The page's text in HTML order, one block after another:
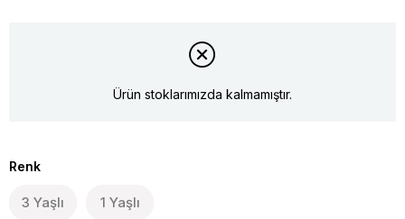
Ürün stoklarımızda kalmamıştır.
Renk
3 Yaşlı 1 Yaşlı